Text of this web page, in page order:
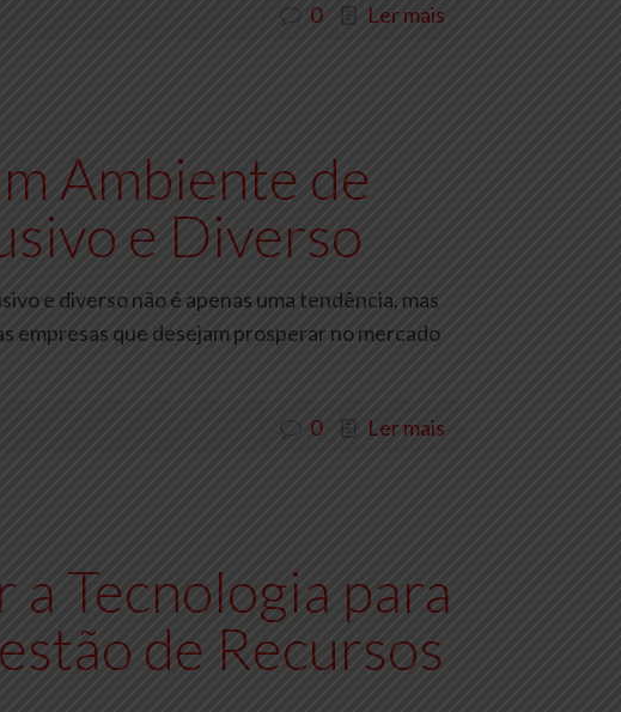
0 Ler mais
Ambiente de
e Diverso
e diverso não é apenas uma tendência, mas
empresas que desejam prosperar no mercado
0 Ler mais
Tecnologia para
de Recursos